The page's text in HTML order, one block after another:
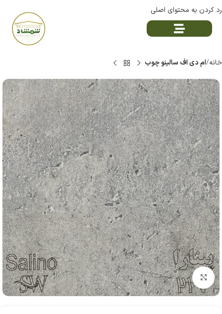
رد کردن به محتوای اصلی
خانه ام دی اف سالینو چوب
بزرگنمایی تصویر